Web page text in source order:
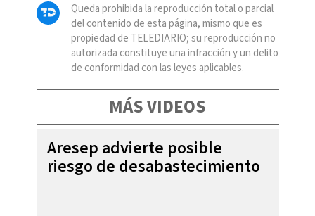
Queda prohibida la reproducción total o parcial
del contenido de esta página, mismo que es
propiedad de TELEDIARIO; su reproducción no
autorizada constituye una infracción y un delito
de conformidad con las leyes aplicables.
MÁS VIDEOS
Aresep advierte posible
riesgo de desabastecimiento